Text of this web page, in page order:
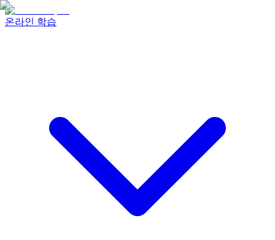
온라인 학습